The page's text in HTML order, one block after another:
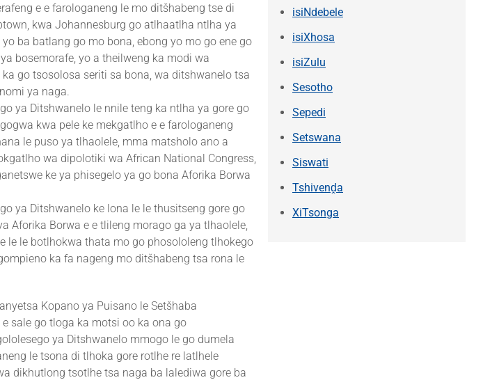
e e farologaneng le mo ditšhabeng tse di
kwa Johannesburg go atlhaatlha ntlha ya
ba batlang go mo bona, ebong yo mo go ene go
bosemorafe, yo a theilweng ka modi wa
go tsosolosa seriti sa bona, wa ditshwanelo tsa
ya naga.
ya Ditshwanelo le nnile teng ka ntlha ya gore go
kwa pele ke mekgatlho e e farologaneng
le puso ya tlhaolele, mma matsholo ano a
wa dipolotiki wa African National Congress,
ke ya phisegelo ya go bona Aforika Borwa
ya Ditshwanelo ke lona le le thusitseng gore go
Aforika Borwa e e tlileng morago ga ya tlhaolele,
le le botlhokwa thata mo go phosololeng tlhokego
ka fa nageng mo ditšhabeng tsa rona le
Kopano ya Puisano le Setšhaba
sale go tloga ka motsi oo ka ona go
ya Ditshwanelo mmogo le go dumela
le tsona di tlhoka gore rotlhe re latlhele
dikhutlong tsotlhe tsa naga ba lalediwa gore ba
isiNdebele
isiXhosa
isiZulu
Sesotho
Sepedi
Setswana
Siswati
Tshivenḓa
XiTsonga